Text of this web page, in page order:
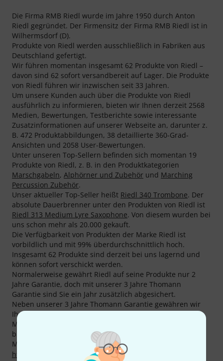
Die Firma RMB Riedl wurde im Jahre 1950 durch Anton
Riedl gegründet. Der Firmensitz der Firma RMB Riedl ist in
Wilhermsdorf (D).
Produkte von Riedl werden ausschließlich in Fabriken aus
Deutschland gefertigt.
Wir führen momentan insgesamt 62 Produkte von Riedl –
davon sind 62 sofort versandbereit auf Lager. Die Produkte
von Riedl führen wir inzwischen seit 33 Jahren.
Um unsere Kunden auch über die Produkte von Riedl
ausführlich zu informieren, bieten wir Ihnen derzeit 2568
Medien, Bewertungen, Testberichte sowie interessante
Zusatzinformationen auf unserer Webseite an, darunter z.
B. 472 Produktabbildungen, 38 detaillierte 360-Grad-
Ansichten und 2058 User-Bewertungen.
Unter unseren Top-Sellern befinden sich momentan 19
Produkte von Riedl, z. B. in den Produktkategorien
Marschgabeln, Alphörner und Zubehör und Marching
Percussion Zubehör.
Unser aktueller Top-Seller heißt Riedl 340 Trombone. Der
absolute Dauerbrenner unter den Produkten von Riedl ist
Riedl 313 Medium Lyre Saxophone. Von diesem wurden bei
uns schon mehr als 20.000 gekauft.
Die Verfügbarkeit von Produkten der Marke Riedl ist
vorbildlich und mit 99% überdurchschnittlich hoch.
Insgesamt 62 Produkte sind derzeit bei uns lagernd und
können sofort verschickt werden.
Normalerweise gewährt Riedl auf seine Produkte nur 2
Jahre Garantie, doch mit unserer 3 Jahre Thomann
Garantie sind Sie ein Jahr zusätzlich abgesichert.
Neben unserer 3 Jahre Thomann Garantie gewähren wir
Ihnen auch auf Produkte von Riedl unsere 30-tägige
Money-Back-Garantie. Unsere kompetenten Fachleute
bieten Ihnen zudem weiteren Service vor Ort.
Mehr Informationen zum Hersteller finden Sie auf
http://www.rmb-riedl.de